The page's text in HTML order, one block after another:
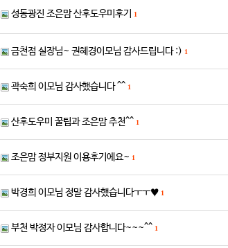
성동광진 조은맘 산후도우미후기 1
금천점 실장님~ 권혜경이모님 감사드립니다 :) 1
곽숙희 이모님 감사했습니다 ^^ 1
산후도우미 꿀팁과 조은맘 추천^^ 1
조은맘 정부지원 이용후기에요~ 1
박경희 이모님 정말 감사했습니다ㅜㅜ♥ 1
부천 박정자 이모님 감사합니다~~~^^ 1